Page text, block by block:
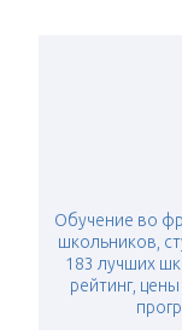
Обучение во
школьников,
183 лучших
рейтинг,